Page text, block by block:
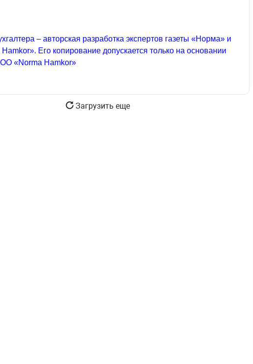
– авторская разработка экспертов газеты «Норма» и
Его копирование допускается только на основании
«Norma Hamkor»
Загрузить еще